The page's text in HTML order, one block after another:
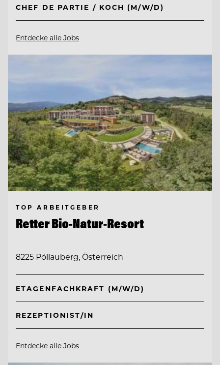
CHEF DE PARTIE / KOCH (M/W/D)
Entdecke alle Jobs
TOP ARBEITGEBER
Retter Bio-Natur-Resort
8225 Pöllauberg, Österreich
ETAGENFACHKRAFT (M/W/D)
REZEPTIONIST/IN
Entdecke alle Jobs